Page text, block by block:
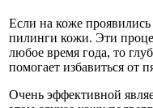
Если на коже
пилинги кожи. Эти
любое время года, то
помогает избавиться от
Очень эффективной